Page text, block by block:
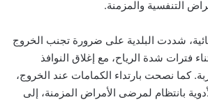
التنفسية والمزمنة.
شددت البلدية على ضرورة تجنب الخروج
فترات شدة الرياح، مع إغلاق النوافذ
كما نصحت بارتداء الكمامات عند الخروج،
بانتظام لمرضى الأمراض المزمنة، إلى